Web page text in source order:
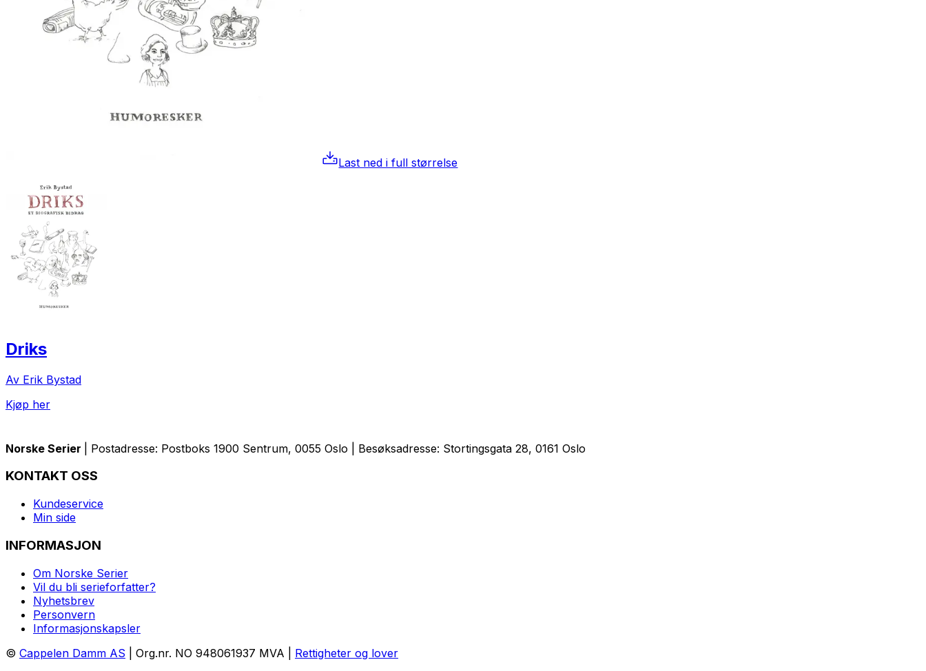
Last ned i full størrelse
Driks
Av Erik Bystad
Kjøp her
Norske Serier | Postadresse: Postboks 1900 Sentrum, 0055 Oslo | Besøksadresse: Stortingsgata 28, 0161 Oslo
KONTAKT OSS
Kundeservice
Min side
INFORMASJON
Om Norske Serier
Vil du bli serieforfatter?
Nyhetsbrev
Personvern
Informasjonskapsler
© Cappelen Damm AS | Org.nr. NO 948061937 MVA | Rettigheter og lover